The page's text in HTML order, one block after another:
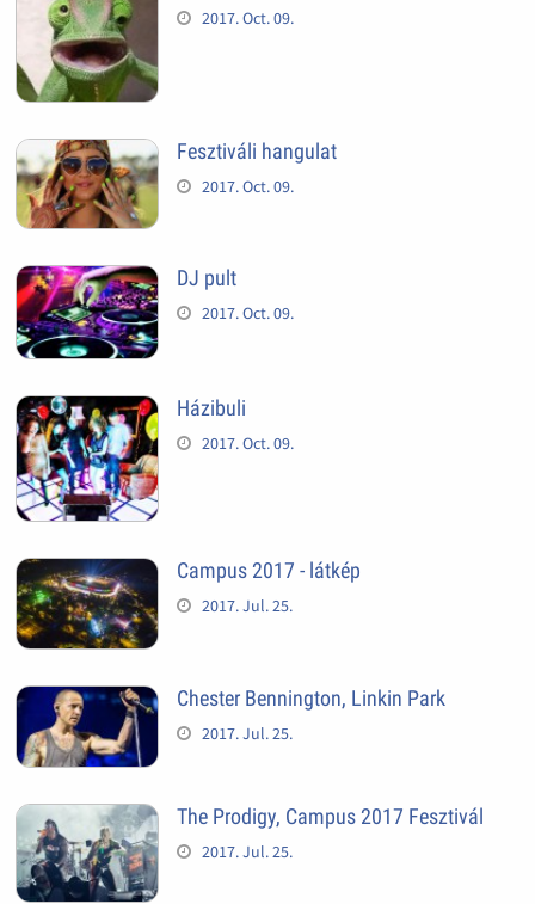
2017. Oct. 09.
Fesztiváli hangulat
2017. Oct. 09.
DJ pult
2017. Oct. 09.
Házibuli
2017. Oct. 09.
Campus 2017 - látkép
2017. Jul. 25.
Chester Bennington, Linkin Park
2017. Jul. 25.
The Prodigy, Campus 2017 Fesztivál
2017. Jul. 25.